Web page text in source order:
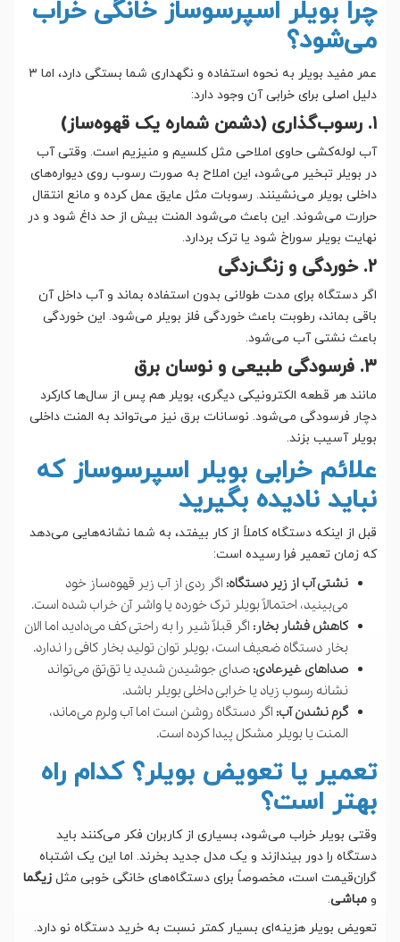
چرا بویلر اسپرسوساز خانگی خراب
می‌شود؟
عمر مفید بویلر به نحوه استفاده و نگهداری شما بستگی دارد، اما ۳
دلیل اصلی برای خرابی آن وجود دارد:
۱. رسوب‌گذاری (دشمن شماره یک قهوه‌ساز)
آب لوله‌کشی حاوی املاحی مثل کلسیم و منیزیم است. وقتی آب
در بویلر تبخیر می‌شود، این املاح به صورت رسوب روی دیواره‌های
داخلی بویلر می‌نشینند. رسوبات مثل عایق عمل کرده و مانع انتقال
حرارت می‌شوند. این باعث می‌شود المنت بیش از حد داغ شود و در
نهایت بویلر سوراخ شود یا ترک بردارد.
۲. خوردگی و زنگ‌زدگی
اگر دستگاه برای مدت طولانی بدون استفاده بماند و آب داخل آن
باقی بماند، رطوبت باعث خوردگی فلز بویلر می‌شود. این خوردگی
باعث نشتی آب می‌شود.
۳. فرسودگی طبیعی و نوسان برق
مانند هر قطعه الکترونیکی دیگری، بویلر هم پس از سال‌ها کارکرد
دچار فرسودگی می‌شود. نوسانات برق نیز می‌تواند به المنت داخلی
بویلر آسیب بزند.
علائم خرابی بویلر اسپرسوساز که
نباید نادیده بگیرید
قبل از اینکه دستگاه کاملاً از کار بیفتد، به شما نشانه‌هایی می‌دهد
که زمان تعمیر فرا رسیده است:
نشتی آب از زیر دستگاه: اگر ردی از آب زیر قهوه‌ساز خود
می‌بینید، احتمالاً بویلر ترک خورده یا واشر آن خراب شده است.
کاهش فشار بخار: اگر قبلاً شیر را به راحتی کف می‌دادید اما الان
بخار دستگاه ضعیف است، بویلر توان تولید بخار کافی را ندارد.
صداهای غیرعادی: صدای جوشیدن شدید یا تق‌تق می‌تواند
نشانه رسوب زیاد یا خرابی داخلی بویلر باشد.
گرم نشدن آب: اگر دستگاه روشن است اما آب ولرم می‌ماند،
المنت یا بویلر مشکل پیدا کرده است.
تعمیر یا تعویض بویلر؟ کدام راه
بهتر است؟
وقتی بویلر خراب می‌شود، بسیاری از کاربران فکر می‌کنند باید
دستگاه را دور بیندازند و یک مدل جدید بخرند. اما این یک اشتباه
گران‌قیمت است، مخصوصاً برای دستگاه‌های خانگی خوبی مثل زیگما
و مباشی.
تعویض بویلر هزینه‌ای بسیار کمتر نسبت به خرید دستگاه نو دارد.